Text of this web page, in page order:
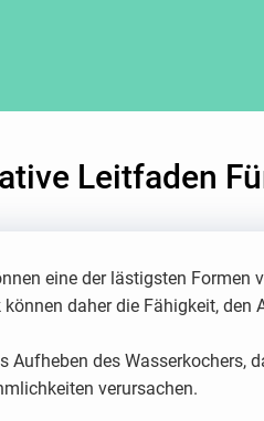
Leitfaden
eine der lästigsten
daher die Fähigkeit,
Aufheben des Wasserkochers,
verursachen.